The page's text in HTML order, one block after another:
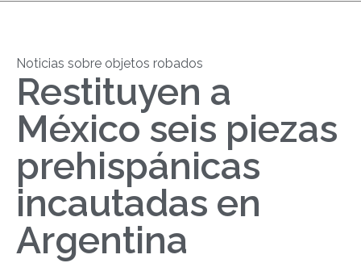
Noticias sobre objetos robados
Restituyen a
México seis piezas
prehispánicas
incautadas en
Argentina